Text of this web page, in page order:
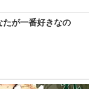
たが一番好きなの